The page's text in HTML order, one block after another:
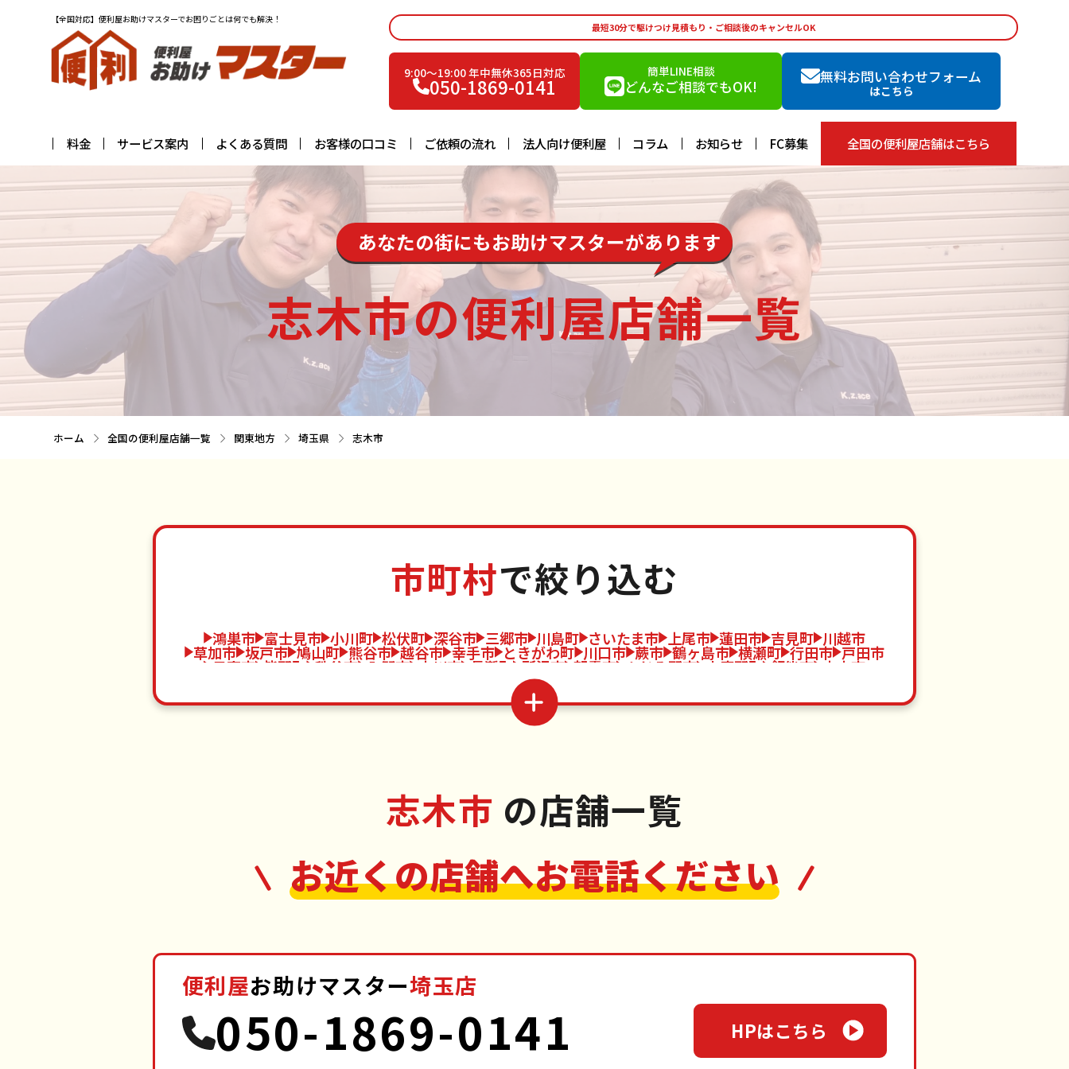
【全国対応】便利屋お助けマスターでお困りごとは何でも解決！
最短30分で駆けつけ見積もり・ご相談後のキャンセルOK
9:00〜19:00 年中無休365日対応
050-1869-0141
簡単LINE相談
どんなご相談でもOK!
無料お問い合わせフォーム
はこちら
料金 サービス案内 よくある質問 お客様の口コミ ご依頼の流れ 法人向け便利屋 コラム お知らせ FC募集 全国の便利屋店舗はこちら
あなたの街にもお助けマスターがあります
志木市の便利屋店舗一覧
ホーム 全国の便利屋店舗一覧 関東地方 埼玉県 志木市
市町村で絞り込む
鴻巣市 富士見市 小川町 松伏町 深谷市 三郷市 川島町 さいたま市 上尾市 蓮田市 吉見町 川越市
草加市 坂戸市 鳩山町 熊谷市 越谷市 幸手市 ときがわ町 川口市 蕨市 鶴ヶ島市 横瀬町 行田市 戸田市
日高市 皆野町 秩父市 入間市 吉川市 長瀞町 所沢市 朝霞市 ふじみ野市 小鹿野町 飯能市 志木市
美里町 本庄市
寄居町 狭山市
杉戸町
志木市 の店舗一覧
お近くの店舗へお電話ください
便利屋お助けマスター埼玉店
050-1869-0141 HPはこちら